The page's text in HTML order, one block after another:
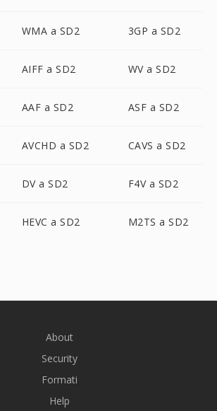
WMA a SD2 3GP a SD2
AIFF a SD2 WV a SD2
AAF a SD2 ASF a SD2
AVCHD a SD2 CAVS a SD2
DV a SD2 F4V a SD2
HEVC a SD2 M2TS a SD2
About
Security
Formati
Help